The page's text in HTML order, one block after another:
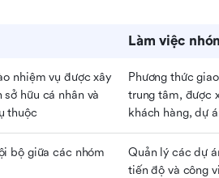
Làm việc
nhiệm vụ được xây
hữu cá nhân và
thuộc
Phương thức
trung tâm, được
khách hàng, dự
bộ giữa các nhóm
Quản lý các dự
tiến độ và công